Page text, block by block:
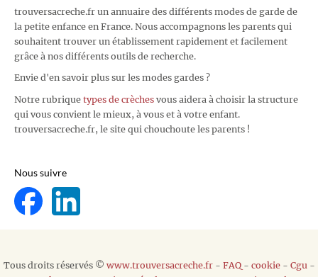
trouversacreche.fr un annuaire des différents modes de garde de
la petite enfance en France. Nous accompagnons les parents qui
souhaitent trouver un établissement rapidement et facilement
grâce à nos différents outils de recherche.
Envie d'en savoir plus sur les modes gardes ?
Notre rubrique types de crèches vous aidera à choisir la structure
qui vous convient le mieux, à vous et à votre enfant.
trouversacreche.fr, le site qui chouchoute les parents !
Nous suivre
Tous droits réservés © www.trouversacreche.fr- FAQ- cookie- Cgu-